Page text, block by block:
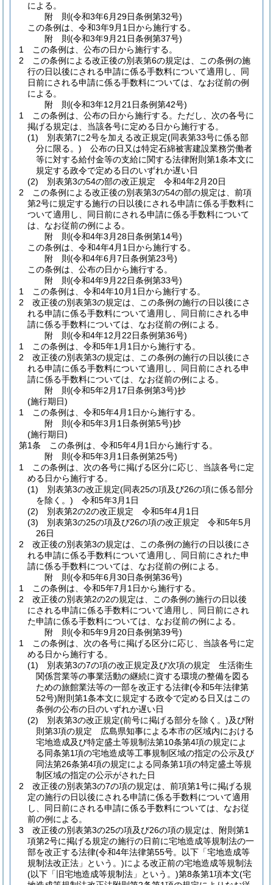
による。
附 則(令和3年6月29日条例第32号)
この条例は、令和3年9月1日から施行する。
附 則(令和3年9月21日条例第37号)
1
この条例は、公布の日から施行する。
2
この条例による改正後の別表第6の規定は、この条例の施
行の日以後にされる申請に係る手数料について適用し、同
日前にされる申請に係る手数料については、なお従前の例
による。
附 則(令和3年12月21日条例第42号)
1
この条例は、公布の日から施行する。 ただし、次の各号に
掲げる規定は、当該各号に定める日から施行する。
(1)
別表第7に2号を加える改正規定(同表第33号に係る部
分に限る。) 公布の日又は特定石綿被害建設業務労働者
等に対する給付金等の支給に関する法律附則第1条本文に
規定する政令で定める日のいずれか遅い日
(2)
別表第3の54の部の改正規定 令和4年2月20日
2
この条例による改正後の別表第3の54の部の規定は、前項
第2号に規定する施行の日以後にされる申請に係る手数料に
ついて適用し、同日前にされる申請に係る手数料について
は、なお従前の例による。
附 則(令和4年3月28日条例第14号)
この条例は、令和4年4月1日から施行する。
附 則(令和4年6月7日条例第23号)
この条例は、公布の日から施行する。
附 則(令和4年9月22日条例第33号)
1
この条例は、令和4年10月1日から施行する。
2
改正後の別表第3の規定は、この条例の施行の日以後にさ
れる申請に係る手数料について適用し、同日前にされる申
請に係る手数料については、なお従前の例による。
附 則(令和4年12月22日条例第36号)
1
この条例は、令和5年1月1日から施行する。
2
改正後の別表第3の規定は、この条例の施行の日以後にさ
れる申請に係る手数料について適用し、同日前にされる申
請に係る手数料については、なお従前の例による。
附 則(令和5年2月17日条例第3号)抄
(施行期日)
1
この条例は、令和5年4月1日から施行する。
附 則(令和5年3月1日条例第5号)抄
(施行期日)
第1条
この条例は、令和5年4月1日から施行する。
附 則(令和5年3月1日条例第25号)
1
この条例は、次の各号に掲げる区分に応じ、当該各号に定
める日から施行する。
(1)
別表第3の改正規定(同表25の項及び26の項に係る部分
を除く。) 令和5年3月1日
(2)
別表第2の2の改正規定 令和5年4月1日
(3)
別表第3の25の項及び26の項の改正規定 令和5年5月
26日
2
改正後の別表第3の規定は、この条例の施行の日以後にさ
れる申請に係る手数料について適用し、同日前にされた申
請に係る手数料については、なお従前の例による。
附 則(令和5年6月30日条例第36号)
1
この条例は、令和5年7月1日から施行する。
2
改正後の別表第2の2の規定は、この条例の施行の日以後
にされる申請に係る手数料について適用し、同日前にされ
た申請に係る手数料については、なお従前の例による。
附 則(令和5年9月20日条例第39号)
1
この条例は、次の各号に掲げる区分に応じ、当該各号に定
める日から施行する。
(1)
別表第3の7の項の改正規定及び次項の規定 生活衛生
関係営業等の事業活動の継続に資する環境の整備を図る
ための旅館業法等の一部を改正する法律(令和5年法律第
52号)附則第1条本文に規定する政令で定める日又はこの
条例の公布の日のいずれか遅い日
(2)
別表第3の改正規定(前号に掲げる部分を除く。)及び附
則第3項の規定 広島県知事による本市の区域内における
宅地造成及び特定盛土等規制法第10条第4項の規定によ
る同条第1項の宅地造成等工事規制区域の指定の公示及び
同法第26条第4項の規定による同条第1項の特定盛土等規
制区域の指定の公示がされた日
2
改正後の別表第3の7の項の規定は、前項第1号に掲げる規
定の施行の日以後にされる申請に係る手数料について適用
し、同日前にされる申請に係る手数料については、なお従
前の例による。
3
改正後の別表第3の25の項及び26の項の規定は、附則第1
項第2号に掲げる規定の施行の日前に宅地造成等規制法の一
部を改正する法律(令和4年法律第55号。以下「宅地造成等
規制法改正法」という。)による改正前の宅地造成等規制法
(以下「旧宅地造成等規制法」という。)第8条第1項本文(宅